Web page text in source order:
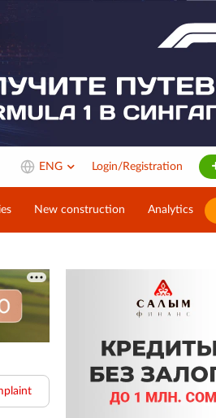
ENG Login/Registration
New construction Analytics